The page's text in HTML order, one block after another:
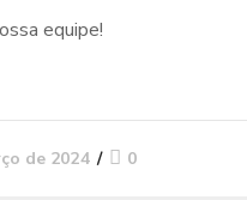
equipe!
de 2024 0